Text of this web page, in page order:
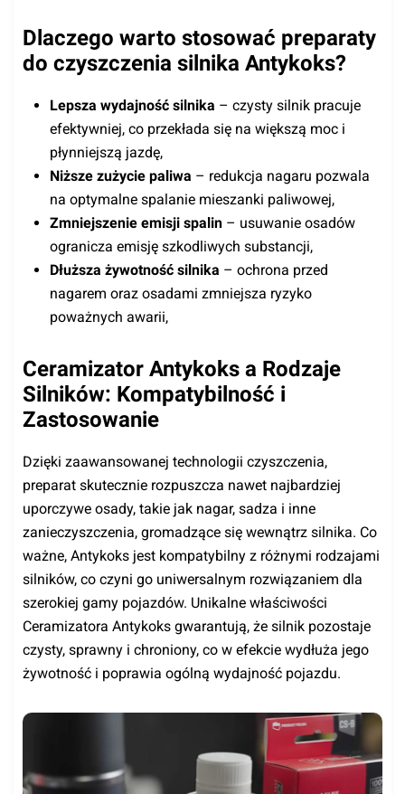
Dlaczego warto stosować preparaty
do czyszczenia silnika Antykoks?
Lepsza wydajność silnika – czysty silnik pracuje
efektywniej, co przekłada się na większą moc i
płynniejszą jazdę,
Niższe zużycie paliwa – redukcja nagaru pozwala
na optymalne spalanie mieszanki paliwowej,
Zmniejszenie emisji spalin – usuwanie osadów
ogranicza emisję szkodliwych substancji,
Dłuższa żywotność silnika – ochrona przed
nagarem oraz osadami zmniejsza ryzyko
poważnych awarii,
Ceramizator Antykoks a Rodzaje
Silników: Kompatybilność i
Zastosowanie
Dzięki zaawansowanej technologii czyszczenia,
preparat skutecznie rozpuszcza nawet najbardziej
uporczywe osady, takie jak nagar, sadza i inne
zanieczyszczenia, gromadzące się wewnątrz silnika. Co
ważne, Antykoks jest kompatybilny z różnymi rodzajami
silników, co czyni go uniwersalnym rozwiązaniem dla
szerokiej gamy pojazdów. Unikalne właściwości
Ceramizatora Antykoks gwarantują, że silnik pozostaje
czysty, sprawny i chroniony, co w efekcie wydłuża jego
żywotność i poprawia ogólną wydajność pojazdu.